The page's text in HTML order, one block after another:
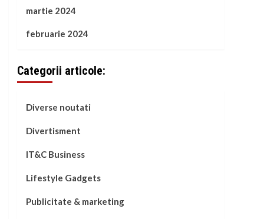
martie 2024
februarie 2024
Categorii articole:
Diverse noutati
Divertisment
IT&C Business
Lifestyle Gadgets
Publicitate & marketing